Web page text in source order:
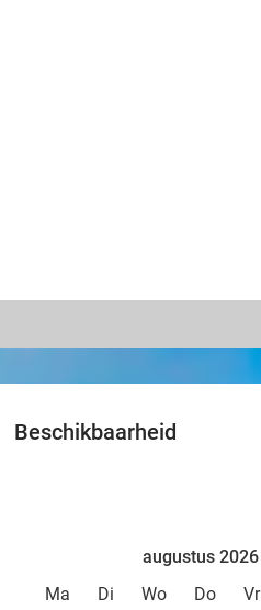
Beschikbaarheid
augustus 2026
Ma
Di Wo Do Vr